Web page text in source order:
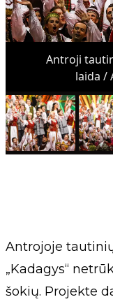
Antroji
laida /
Antrojoje
„Kadagys“
šokių. Projekte